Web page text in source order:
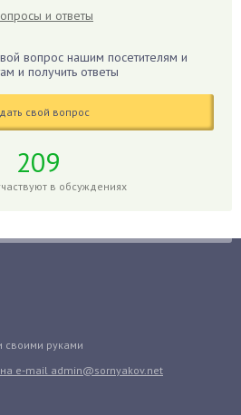
и ответы
вопрос нашим посетителям и
и получить ответы
свой вопрос
209
в обсуждениях
своими руками
на e-mail admin@sornyakov.net